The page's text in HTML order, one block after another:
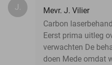
J.
Mevr. J. Vilier
Carbon
Eerst prima uitleg
verwachten De
doen Mede omdat